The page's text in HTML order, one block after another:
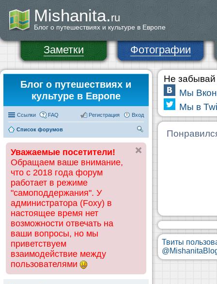
Mishanita.ru
Блог о путешествиях и культуре в Европе
Заметки Фотографии
Блог о путешествиях и
культуре в Европе
Ссылки FAQ Вход
Регистрация
Список форумов
ск
Уважаемые посетители!
Обращаем ваше внимание,
что с 2018 года форум
работает в режиме
"самоподдержания". У
администратора (Foxy) в
настоящее время нет
возможности отвечать на
ваши вопросы, но мы
приветствуем
взаимодействие между
пользователями
Не забывай
Мы
Мы в
Твиты